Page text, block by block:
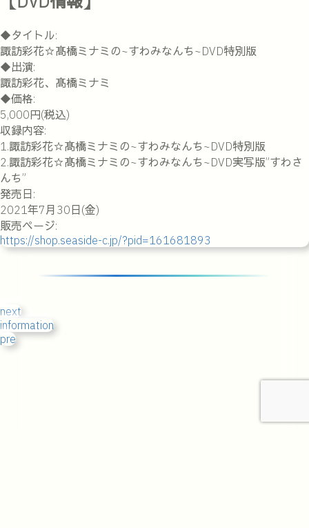
◆タイトル:
諏訪彩花☆髙橋ミナミの~すわみなんち~DVD特別版
◆出演:
諏訪彩花、髙橋ミナミ
◆価格:
5,000円(税込)
収録内容:
1.諏訪彩花☆髙橋ミナミの~すわみなんち~DVD特別版
2.諏訪彩花☆髙橋ミナミの~すわみなんち~DVD実写版”すわさ
んち”
発売日:
2021年7月30日(金)
販売ページ:
https://shop.seaside-c.jp/?pid=161681893
next
information
pre